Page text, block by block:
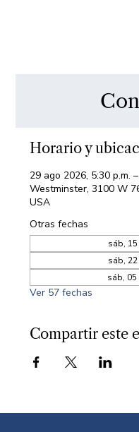
Horario y
29 ago 2026, 5:30 p.m.
Westminster, 3100 W
USA
Otras fechas
sáb,
sáb,
sáb, 05
Ver 57 fechas
Compartir este